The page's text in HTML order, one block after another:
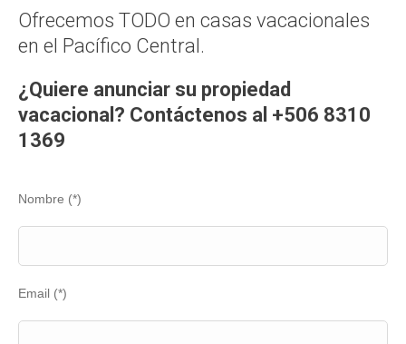
Ofrecemos TODO en casas vacacionales
en el Pacífico Central.
¿Quiere anunciar su propiedad
vacacional? Contáctenos al +506 8310
1369
Nombre (*)
Email (*)